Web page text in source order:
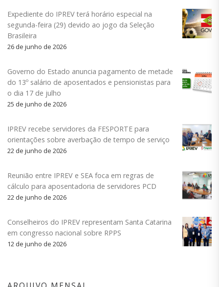
Expediente do IPREV terá horário especial na
segunda-feira (29) devido ao jogo da Seleção
Brasileira
26 de junho de 2026
Governo do Estado anuncia pagamento de metade
do 13º salário de aposentados e pensionistas para
o dia 17 de julho
25 de junho de 2026
IPREV recebe servidores da FESPORTE para
orientações sobre averbação de tempo de serviço
22 de junho de 2026
Reunião entre IPREV e SEA foca em regras de
cálculo para aposentadoria de servidores PCD
22 de junho de 2026
Conselheiros do IPREV representam Santa Catarina
em congresso nacional sobre RPPS
12 de junho de 2026